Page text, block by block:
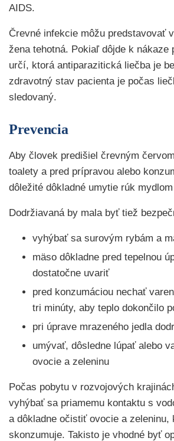
AIDS.
Črevné infekcie môžu predstavovať
žena tehotná. Pokiaľ dôjde k nákaze
určí, ktorá antiparazitická liečba je
zdravotný stav pacienta je počas
sledovaný.
Prevencia
Aby človek predišiel črevným
toalety a pred prípravou alebo
dôležité dôkladné umytie rúk
Dodržiavaná by mala byť tiež
vyhýbať sa surovým rybám a
mäso dôkladne pred tepelnou
dostatočne uvariť
pred konzumáciou nechať
tri minúty, aby teplo dokončilo
pri úprave mrazeného jedla
umývať, dôsledne lúpať alebo
ovocie a zeleninu
Počas pobytu v rozvojových
vyhýbať sa priamemu kontaktu s
a dôkladne očistiť ovocie a zeleninu,
skonzumuje. Takisto je vhodné byť